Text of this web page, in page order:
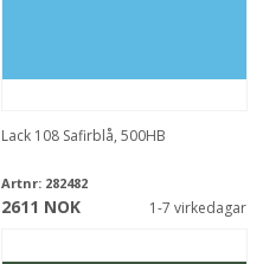
Lack 108 Safirblå, 500HB
Artnr: 282482
2611 NOK 1-7 virkedagar